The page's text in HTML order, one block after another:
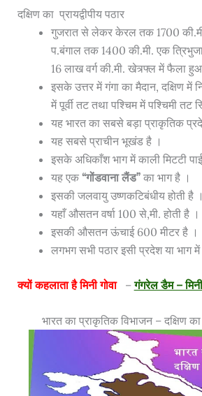
दक्षिण का प्रायद्वीपीय पठार
गुजरात से लेकर केरल तक 1700
प.बंगाल तक 1400 की.मी. एक
16 लाख वर्ग की.मी. खेत्र्फ्ल में फैला
इसके उत्तर में गंगा का मैदान, दक्षिण में
में पूर्वी तट तथा पश्चिम में पश्चिमी तट
यह भारत का सबसे बड़ा प्राकृतिक
यह सबसे प्राचीन भूखंड है ।
इसके अधिकाँश भाग में काली मिटटी
यह एक “गोंडवाना लैंड”का भाग है ।
इसकी जलवायु उष्णकटिबंधीय होती है ।
यहाँ औसतन वर्षा 100 से,मी. होती है ।
इसकी औसतन ऊंचाई 600 मीटर है ।
लगभग सभी पठार इसी प्रदेश या भाग में
क्यों कहलाता है मिनी गोवा –गंगरेल डैम – मिनी
भारत का प्राकृतिक विभाजन – दक्षिण का